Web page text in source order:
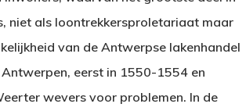
niet als loontrekkersproletariaat maar
van de Antwerpse lakenhandel
eerst in 1550-1554 en
wevers voor problemen. In de